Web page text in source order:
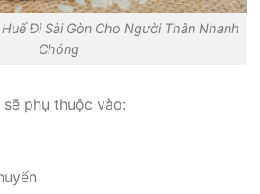
Đi Sài Gòn Cho Người Thân Nhanh
Chóng
phụ thuộc vào: